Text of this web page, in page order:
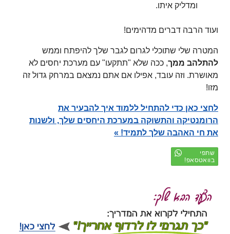
ומדליק איתו.
ועוד הרבה דברים מדהימים!
המטרה שלי שתוכלי לגרום לגבר שלך להיפתח וממש
להתלהב ממך, ככה שלא "תתקעו" עם מערכת יחסים לא
מאושרת. וזה עובד, אפילו אם אתם נמצאם במרחק גדול זה
מזו!
לחצי כאן כדי להתחיל ללמוד איך להבעיר את
הרומנטיקה והתשוקה במערכת היחסים שלך, ולשנות
את חי האהבה שלך לתמיד! »